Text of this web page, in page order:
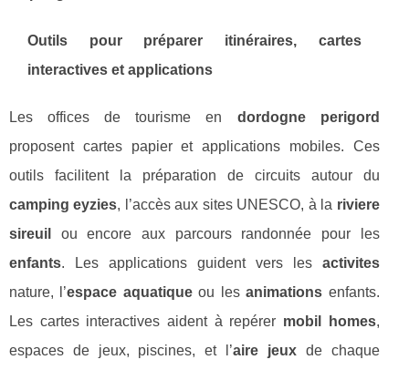
Outils pour préparer itinéraires, cartes
interactives et applications
Les offices de tourisme en dordogne perigord
proposent cartes papier et applications mobiles. Ces
outils facilitent la préparation de circuits autour du
camping eyzies, l’accès aux sites UNESCO, à la riviere
sireuil
ou encore aux parcours randonnée pour les
enfants. Les applications guident vers les activites
nature, l’espace aquatiqueou lesanimations enfants.
Les cartes interactives aident à repérer mobil homes,
espaces de jeux, piscines, et l’aire jeuxde chaque